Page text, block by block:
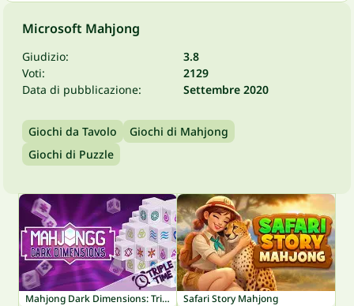
Microsoft Mahjong
Giudizio:
3.8
Voti:
2129
Data di pubblicazione:
Settembre 2020
Giochi da Tavolo
Giochi di Mahjong
Giochi di Puzzle
Mahjong Dark Dimensions: Triple Time Safari Story Mahjong